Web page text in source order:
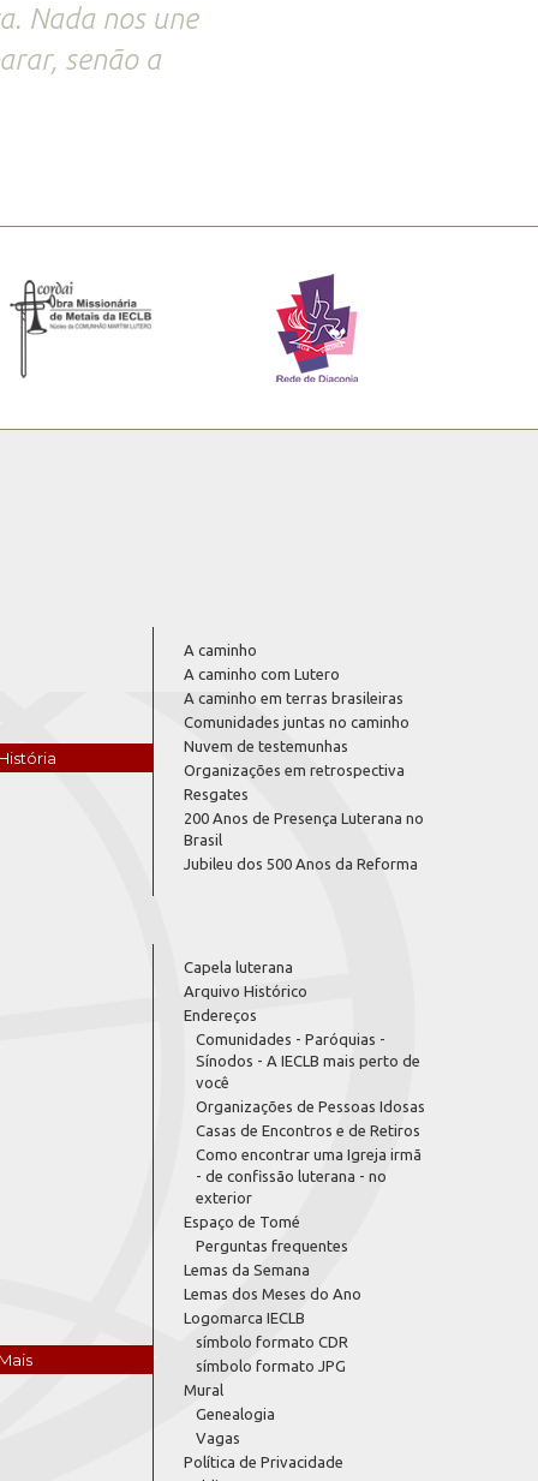
Nada nos une
senão a
A caminho
A caminho com Lutero
A caminho em terras brasileiras
Comunidades juntas no caminho
Nuvem de testemunhas
Organizações em retrospectiva
Resgates
200 Anos de Presença Luterana no
Brasil
Jubileu dos 500 Anos da Reforma
Capela luterana
Arquivo Histórico
Endereços
Comunidades - Paróquias -
Sínodos - A IECLB mais perto de
você
Organizações de Pessoas Idosas
Casas de Encontros e de Retiros
Como encontrar uma Igreja irmã
- de confissão luterana - no
exterior
Espaço de Tomé
Perguntas frequentes
Lemas da Semana
Lemas dos Meses do Ano
Logomarca IECLB
símbolo formato CDR
símbolo formato JPG
Mural
Genealogia
Vagas
Política de Privacidade